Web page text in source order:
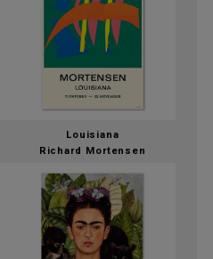
Louisiana
Richard Mortensen